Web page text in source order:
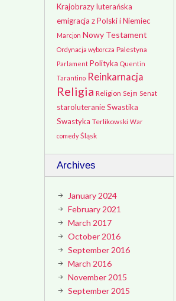
Krajobrazyluterańska
emigracja z Polski i Niemiec
Marcjon Nowy Testament
Ordynacja wyborcza Palestyna
Parlament Polityka Quentin
Tarantino Reinkarnacja
Religia Religion Sejm Senat
staroluteranieSwastika
Swastyka Terlikowski War
comedy Śląsk
Archives
January 2024
February 2021
March 2017
October 2016
September 2016
March 2016
November 2015
September 2015